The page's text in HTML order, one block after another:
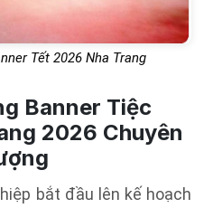
Tết 2026 Nha Trang
Banner Tiệc
2026 Chuyên
bắt đầu lên kế hoạch